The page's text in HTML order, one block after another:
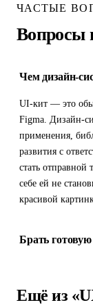
ЧАСТЫЕ
Вопросы
Чем дизайн-
UI-кит — это
Figma. Дизайн-
применения,
развития с
стать отправной
себе ей не
красивой
Брать
Ещё из